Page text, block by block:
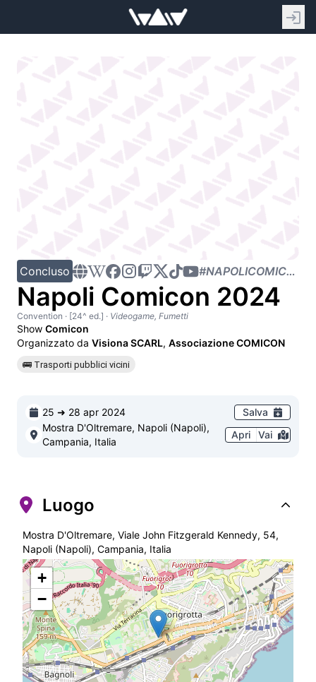
Concluso #NAPOLICOMICON2024
Napoli Comicon 2024
Convention · [24^ ed.] · Videogame, Fumetti
Show Comicon
Organizzato da Visiona SCARL, Associazione COMICON
🚌 Trasporti pubblici vicini
25 ➜ 28 apr 2024
Salva
Mostra D'Oltremare, Napoli (Napoli),
Campania, Italia
Apri Vai
Luogo
Mostra D'Oltremare, Viale John Fitzgerald Kennedy, 54,
Napoli (Napoli), Campania, Italia
+
−